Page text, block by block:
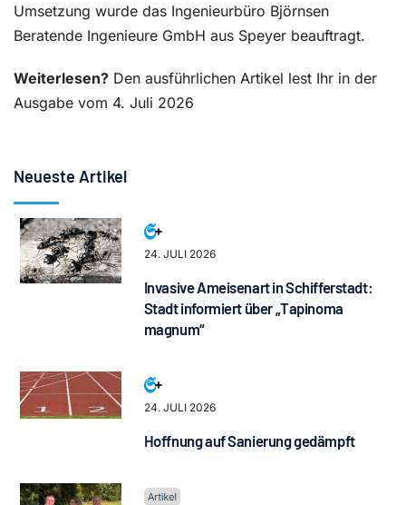
Umsetzung wurde das Ingenieurbüro Björnsen
Beratende Ingenieure GmbH aus Speyer beauftragt.
Weiterlesen? Den ausführlichen Artikel lest Ihr in der
Ausgabe vom 4. Juli 2026
Neueste Artikel
24. JULI 2026
Invasive Ameisenart in Schifferstadt:
Stadt informiert über „Tapinoma
magnum“
24. JULI 2026
Hoffnung auf Sanierung gedämpft